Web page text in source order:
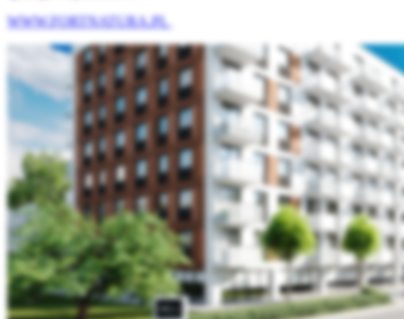
WWW.FORTNATURA.PL